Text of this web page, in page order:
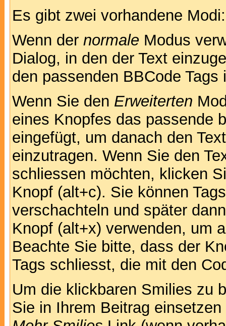
Es gibt zwei vorhandene
Wenn der normale Modus
Dialog, in den der Text
den passenden BBCode
Wenn Sie den Erweiterten
eines Knopfes das passende
eingefügt, um danach den
einzutragen. Wenn Sie den
schliessen möchten, klicken
Knopf (alt+c). Sie können
verschachteln und später
Knopf (alt+x) verwenden, um
Beachte Sie bitte, dass der
Tags schliesst, die mit den
Um die klickbaren Smilies zu
Sie in Ihrem Beitrag